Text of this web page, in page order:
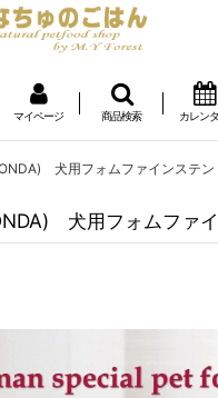
マイページ 商品検索 カレン
犬用フォムファインステン
犬用フォムファ